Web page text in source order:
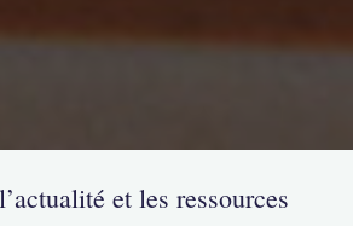
et les ressources